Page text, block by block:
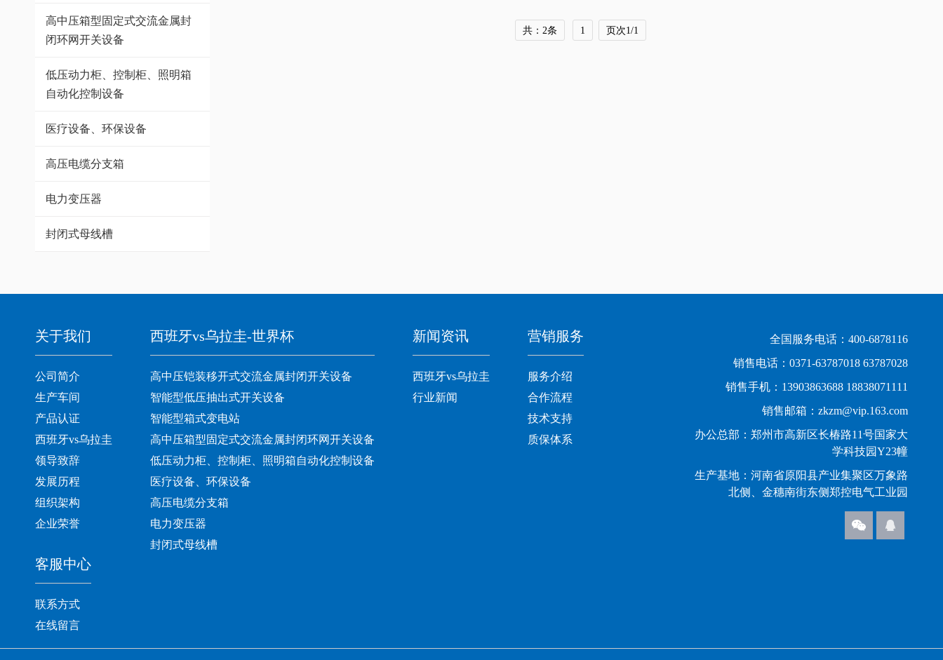
高中压箱型固定式交流金属封
闭环网开关设备
低压动力柜、控制柜、照明箱
自动化控制设备
医疗设备、环保设备
高压电缆分支箱
电力变压器
封闭式母线槽
共：2条 1 页次1/1
关于我们
公司简介
生产车间
产品认证
西班牙vs乌拉圭
领导致辞
发展历程
组织架构
企业荣誉
西班牙vs乌拉圭-世界杯
高中压铠装移开式交流金属封闭开关设备
智能型低压抽出式开关设备
智能型箱式变电站
高中压箱型固定式交流金属封闭环网开关设备
低压动力柜、控制柜、照明箱自动化控制设备
医疗设备、环保设备
高压电缆分支箱
电力变压器
封闭式母线槽
新闻资讯
西班牙vs乌拉圭
行业新闻
营销服务
服务介绍
合作流程
技术支持
质保体系
客服中心
联系方式
在线留言
全国服务电话：400-6878116
销售电话：0371-63787018 63787028
销售手机：13903863688 18838071111
销售邮箱：zkzm@vip.163.com
办公总部：郑州市高新区长椿路11号国家大
学科技园Y23幢
生产基地：河南省原阳县产业集聚区万象路
北侧、金穗南街东侧郑控电气工业园